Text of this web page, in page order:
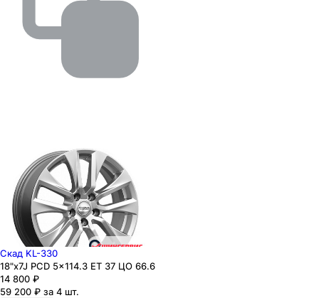
Скад KL-330
18"x7J PCD 5x114.3 ЕТ 37 ЦО 66.6
14 800 ₽
59 200 ₽ за 4 шт.